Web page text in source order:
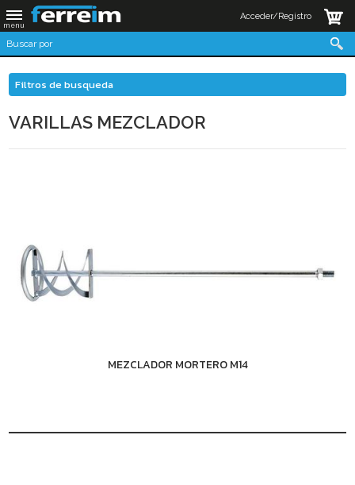
Acceder/Registro
Filtros de busqueda
VARILLAS MEZCLADOR
MEZCLADOR MORTERO M14